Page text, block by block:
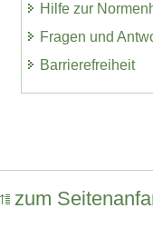
Hilfe zur
Fragen und
Barrierefreiheit
zum